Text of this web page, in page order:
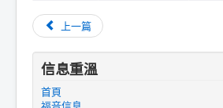
上一篇
信息重溫
首頁